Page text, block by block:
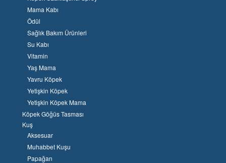
Mama Kabı
Ödül
Sağlık Bakım Ürünleri
Su Kabı
Vitamin
Yaş Mama
Yavru Köpek
Yetişkin Köpek
Yetişkin Köpek Mama
Köpek Göğüs Tasması
Kuş
Aksesuar
Muhabbet Kuşu
Papağan